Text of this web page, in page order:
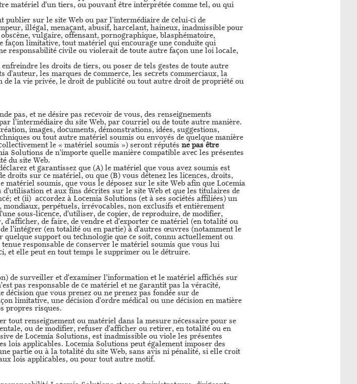
matériel d’un tiers, ou pouvant être interprétée comme tel, ou qui
sur le site Web ou par l’intermédiaire de celui-ci de
illégal, menaçant, abusif, harcelant, haineux, inadmissible pour
vulgaire, offensant, pornographique, blasphématoire,
façon limitative, tout matériel qui encourage une conduite qui
responsabilité civile ou violerait de toute autre façon une loi locale,
les droits de tiers, ou poser de tels gestes de toute autre
les marques de commerce, les secrets commerciaux, la
la vie privée, le droit de publicité ou tout autre droit de propriété ou
pas, et ne désire pas recevoir de vous, des renseignements
l’intermédiaire du site Web, par courriel ou de toute autre manière.
images, documents, démonstrations, idées, suggestions,
ou tout autre matériel soumis ou envoyés de quelque manière
le « matériel soumis ») seront réputésne pas être
Solutions de n’importe quelle manière compatible avec les présentes
du site Web.
et garantissez que (A) le matériel que vous avez soumis est
droits sur ce matériel, ou que (B) vous détenez les licences, droits,
soumis, que vous le déposez sur le site Web afin que Locemia
et aux fins décrites sur le site Web et que les titulaires de
et (ii) accordez à Locemia Solutions (et à ses sociétés affiliées) un
perpétuels, irrévocables, non exclusifs et entièrement
sous-licence, d’utiliser, de copier, de reproduire, de modifier,
de faire, de vendre et d’exporter ce matériel (en totalité ou
l’intégrer (en totalité ou en partie) à d’autres œuvres (notamment le
support ou technologie que ce soit, connu actuellement ou
responsable de conserver le matériel soumis que vous lui
et elle peut en tout temps le supprimer ou le détruire.
de surveiller et d’examiner l’information et le matériel affichés sur
pas responsable de ce matériel et ne garantit pas la véracité,
que vous prenez ou ne prenez pas fondée sur de
limitative, une décision d’ordre médical ou une décision en matière
propres risques.
tout renseignement ou matériel dans la mesure nécessaire pour se
ou de modifier, refuser d’afficher ou retirer, en totalité ou en
de Locemia Solutions, est inadmissible ou viole les présentes
lois applicables. Locemia Solutions peut également imposer des
partie ou à la totalité du site Web, sans avis ni pénalité, si elle croit
lois applicables, ou pour tout autre motif.